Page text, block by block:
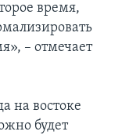
время,
– отмечает
на востоке
будет